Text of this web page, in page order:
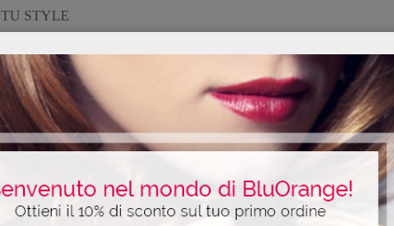
TU STYLE
16 Marzo 2015
16-03-2015, n.11 – Latte Spray Ravvivante Rivelatore di
Lucentezza Ravviva Colore